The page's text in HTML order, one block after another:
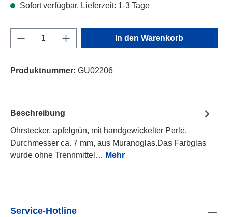
Sofort verfügbar, Lieferzeit: 1-3 Tage
Produkt Anzahl: Gib den gewünschten
In den Warenkorb
Produktnummer: GU02206
Beschreibung
Ohrstecker, apfelgrün, mit handgewickelter Perle,
Durchmesser ca. 7 mm, aus Muranoglas.Das Farbglas
wurde ohne Trennmittel… Mehr
Service-Hotline